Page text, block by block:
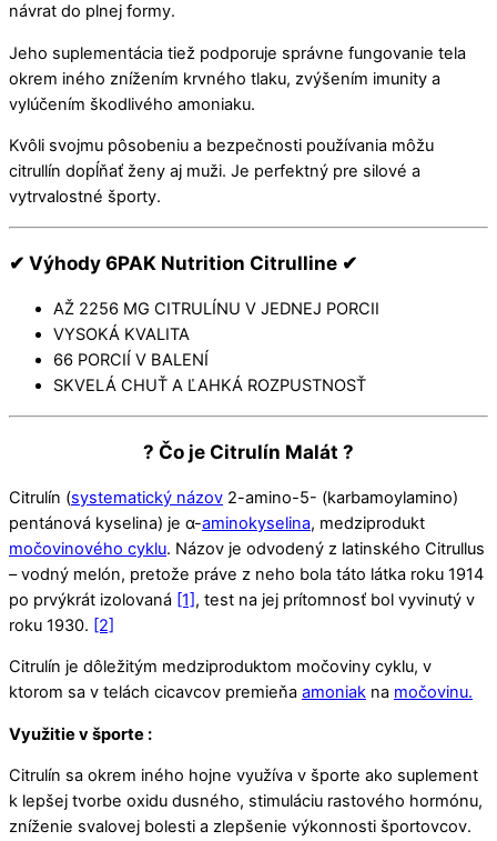
návrat do plnej formy.
Jeho suplementácia tiež podporuje správne fungovanie tela
okrem iného znížením krvného tlaku, zvýšením imunity a
vylúčením škodlivého amoniaku.
Kvôli svojmu pôsobeniu a bezpečnosti používania môžu
citrullín dopĺňať ženy aj muži. Je perfektný pre silové a
vytrvalostné športy.
✔ Výhody 6PAK Nutrition Citrulline ✔
AŽ 2256 MG CITRULÍNU V JEDNEJ PORCII
VYSOKÁ KVALITA
66 PORCIÍ V BALENÍ
SKVELÁ CHUŤ A ĽAHKÁ ROZPUSTNOSŤ
? Čo je Citrulín Malát ?
Citrulín (systematický názov 2-amino-5- (karbamoylamino)
pentánová kyselina) je α-aminokyselina, medziprodukt
močovinového cyklu. Názov je odvodený z latinského Citrullus
– vodný melón, pretože práve z neho bola táto látka roku 1914
po prvýkrát izolovaná [1], test na jej prítomnosť bol vyvinutý v
roku 1930. [2]
Citrulín je dôležitým medziproduktom močoviny cyklu, v
ktorom sa v telách cicavcov premieňa amoniak na močovinu.
Využitie v športe :
Citrulín sa okrem iného hojne využíva v športe ako suplement
k lepšej tvorbe oxidu dusného, ​​stimuláciu rastového hormónu,
zníženie svalovej bolesti a zlepšenie výkonnosti športovcov.